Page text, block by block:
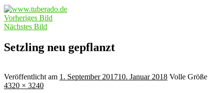
Vorheriges Bild
Nächstes Bild
Setzling neu gepflanzt
Veröffentlicht am 1. September 201710. Januar 2018 Volle Größe
4320 × 3240